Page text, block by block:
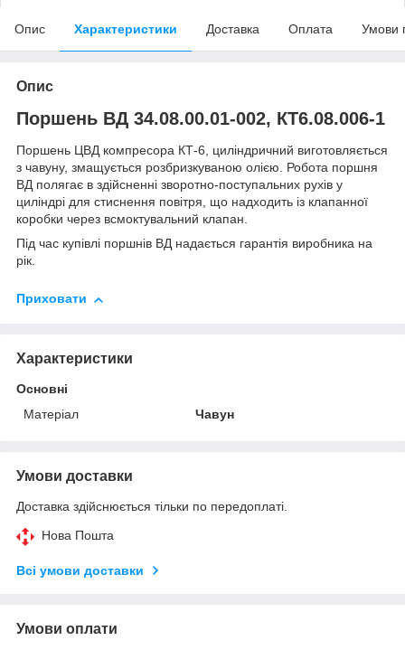
Опис Характеристики Доставка Оплата Умови
Опис
Поршень ВД 34.08.00.01-002, КТ6.08.006-1
Поршень ЦВД компресора КТ-6, циліндричний виготовляється
з чавуну, змащується розбризкуваною олією. Робота поршня
ВД полягає в здійсненні зворотно-поступальних рухів у
циліндрі для стиснення повітря, що надходить із клапанної
коробки через всмоктувальний клапан.
Під час купівлі поршнів ВД надається гарантія виробника на
рік.
Приховати
Характеристики
Основні
Матеріал
Чавун
Умови доставки
Доставка здійснюється тільки по передоплаті.
Нова Пошта
Всі умови доставки
Умови оплати